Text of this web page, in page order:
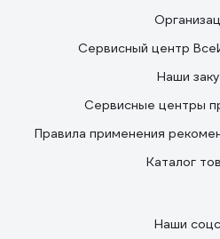
Сервисный центр
Наши
Сервисные центры
Правила применения
Каталог
Наши